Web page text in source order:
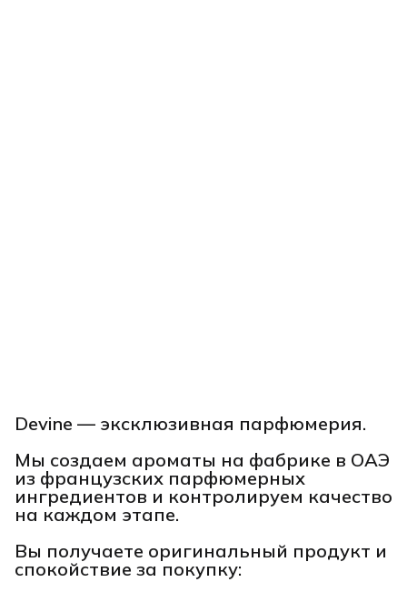
Devine — эксклюзивная парфюмерия.
Мы создаем ароматы на фабрике в ОАЭ
из французских парфюмерных
ингредиентов и контролируем качество
на каждом этапе.
Вы получаете оригинальный продукт и
спокойствие за покупку: